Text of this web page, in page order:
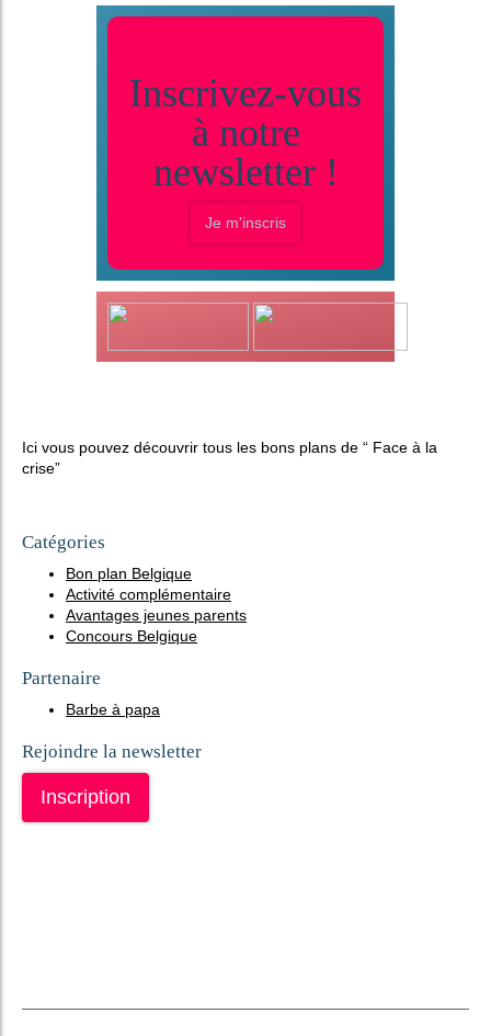
Inscrivez-vous
à notre
newsletter !
Je m'inscris
Ici vous pouvez découvrir tous les bons plans de “ Face à la
crise”
Catégories
Bon plan Belgique
Activité complémentaire
Avantages jeunes parents
Concours Belgique
Partenaire
Barbe à papa
Rejoindre la newsletter
Inscription